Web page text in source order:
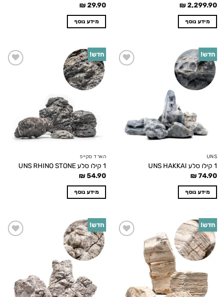
₪2,299.90
מידע נוסף
₪29.90
מידע נוסף
חדש!
UNS
1 קילו סלע UNS HAKKAI
₪74.90
מידע נוסף
חדש!
הארד סקייפ
1 קילו סלע UNS RHINO STONE
₪54.90
מידע נוסף
חדש! חדש!